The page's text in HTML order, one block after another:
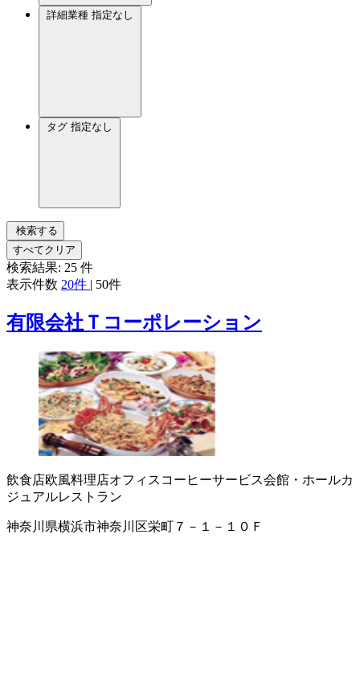
詳細業種 指定なし
タグ 指定なし
検索する
すべてクリア
検索結果: 25 件
表示件数 20件 | 50件
有限会社Ｔコーポレーション
飲食店欧風料理店オフィスコーヒーサービス会館・ホールカ
ジュアルレストラン
神奈川県横浜市神奈川区栄町７－１－１０Ｆ